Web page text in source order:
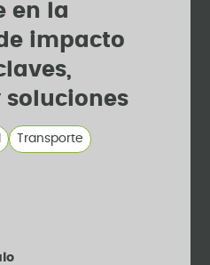
en la
impacto
Transporte